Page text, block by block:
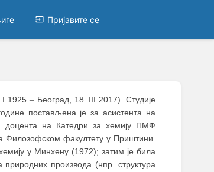
Пријавите се
I 1925 –Београд, 18. III 2017). Студије
постављена је за асистента на
доцента на Катедри за хемију ПМФ
Филозофском факултету у Приштини.
у Минхену (1972); затим је била
производа (нпр. структура